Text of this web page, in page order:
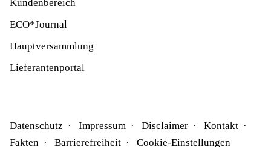
Kundenbereich
ECO*Journal
Hauptversammlung
Lieferantenportal
Datenschutz Impressum Disclaimer
Kontakt
Fakten
Barrierefreiheit Cookie-Einstellungen